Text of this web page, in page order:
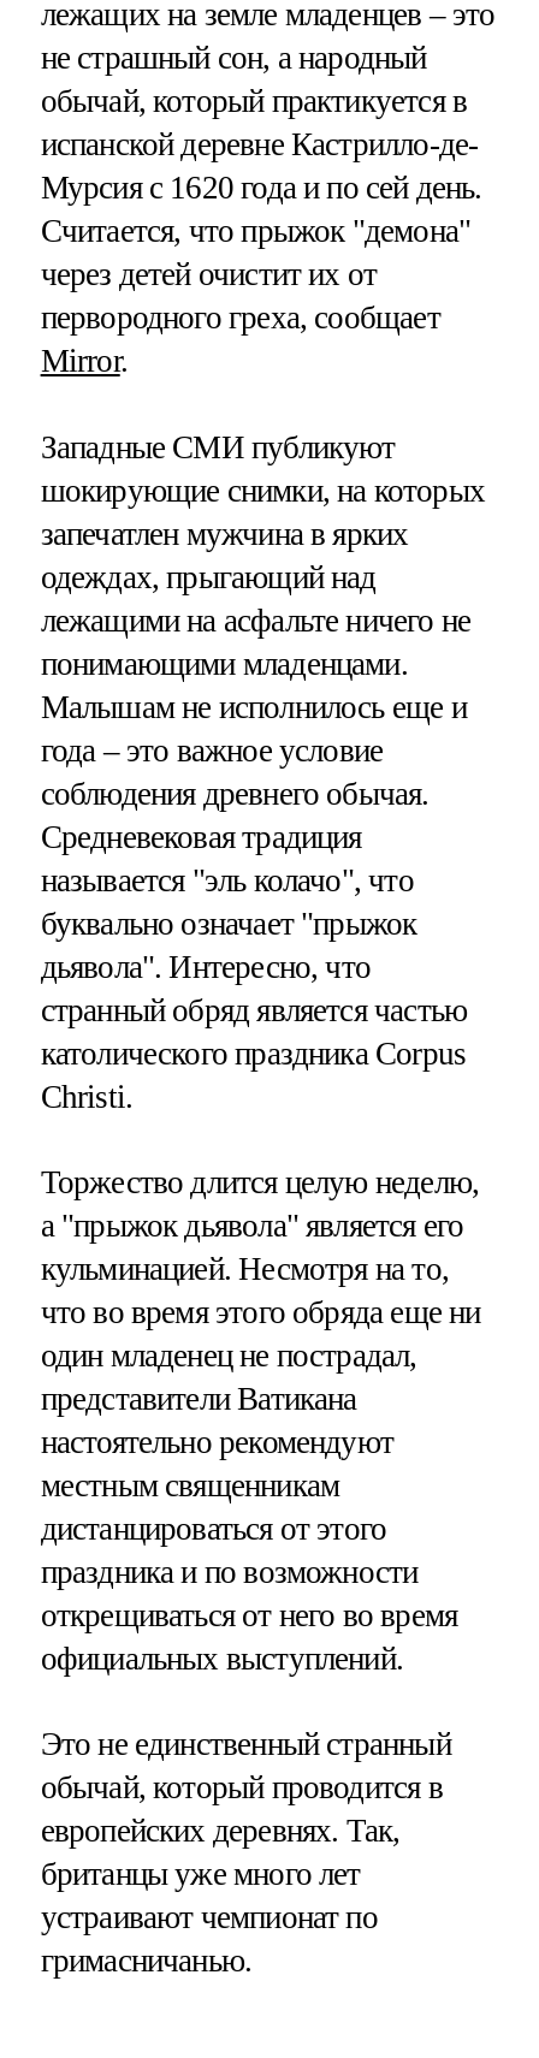
лежащих на земле младенцев – это
не страшный сон, а народный
обычай, который практикуется в
испанской деревне Кастрилло-де-
Мурсия с 1620 года и по сей день.
Считается, что прыжок "демона"
через детей очистит их от
первородного греха, сообщает
Mirror.
Западные СМИ публикуют
шокирующие снимки, на которых
запечатлен мужчина в ярких
одеждах, прыгающий над
лежащими на асфальте ничего не
понимающими младенцами.
Малышам не исполнилось еще и
года – это важное условие
соблюдения древнего обычая.
Средневековая традиция
называется "эль колачо", что
буквально означает "прыжок
дьявола". Интересно, что
странный обряд является частью
католического праздника Corpus
Christi.
Торжество длится целую неделю,
а "прыжок дьявола" является его
кульминацией. Несмотря на то,
что во время этого обряда еще ни
один младенец не пострадал,
представители Ватикана
настоятельно рекомендуют
местным священникам
дистанцироваться от этого
праздника и по возможности
открещиваться от него во время
официальных выступлений.
Это не единственный странный
обычай, который проводится в
европейских деревнях. Так,
британцы уже много лет
устраивают чемпионат по
гримасничанью.